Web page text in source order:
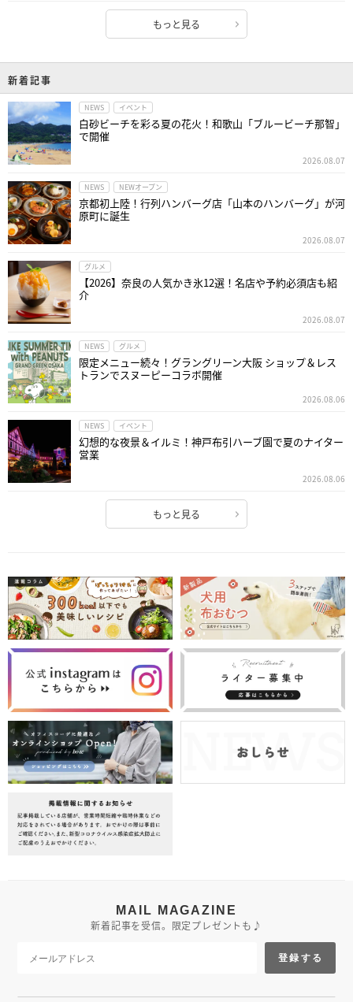
もっと見る
新着記事
NEWS イベント
白砂ビーチを彩る夏の花火！和歌山「ブルービーチ那智」
で開催
2026.08.07
NEWS NEWオープン
京都初上陸！行列ハンバーグ店「山本のハンバーグ」が河
原町に誕生
2026.08.07
グルメ
【2026】奈良の人気かき氷12選！名店や予約必須店も紹
介
2026.08.07
NEWS グルメ
限定メニュー続々！グラングリーン大阪 ショップ＆レス
トランでスヌーピーコラボ開催
2026.08.06
NEWS イベント
幻想的な夜景＆イルミ！神戸布引ハーブ園で夏のナイター
営業
2026.08.06
もっと見る
MAIL MAGAZINE
新着記事を受信。限定プレゼントも♪
登録する